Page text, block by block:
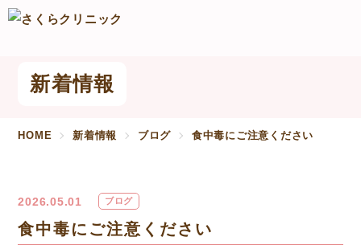
新着情報
HOME 新着情報 ブログ 食中毒にご注意ください
2026.05.01 ブログ
食中毒にご注意ください